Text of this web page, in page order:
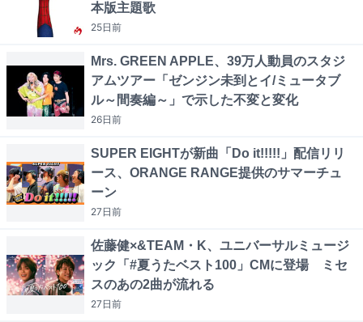
本版主題歌
25日前
Mrs. GREEN APPLE、39万人動員のスタジ
アムツアー「ゼンジン未到とイ/ミュータブ
ル～間奏編～」で示した不変と変化
26日前
SUPER EIGHTが新曲「Do it!!!!!」配信リリ
ース、ORANGE RANGE提供のサマーチュ
ーン
27日前
佐藤健×&TEAM・K、ユニバーサルミュージ
ック「#夏うたベスト100」CMに登場 ミセ
スのあの2曲が流れる
27日前